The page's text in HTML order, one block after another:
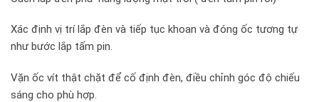
Xác định vị trí lắp đèn và tiếp tục khoan và đóng ốc tương tự
như bước lắp tấm pin.
Vặn ốc vít thật chặt để cố định đèn, điều chỉnh góc độ chiếu
sáng cho phù hợp.